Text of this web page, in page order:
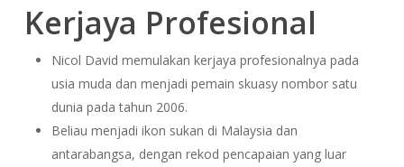
Kerjaya Profesional
Nicol David memulakan kerjaya profesionalnya pada
usia muda dan menjadi pemain skuasy nombor satu
dunia pada tahun 2006.
Beliau menjadi ikon sukan di Malaysia dan
antarabangsa, dengan rekod pencapaian yang luar